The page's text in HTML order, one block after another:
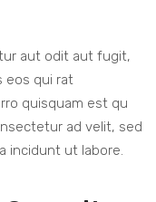
aut odit aut fugit,
eos qui rat
quisquam est qu
ad velit, sed
incidunt ut labore.